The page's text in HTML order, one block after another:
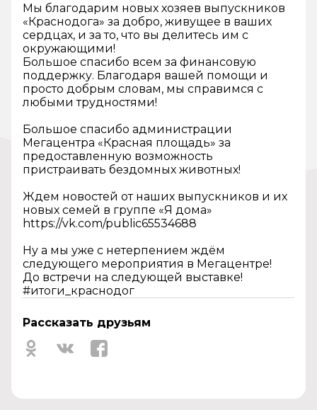
Мы благодарим новых хозяев выпускников
«Краснодога» за добро, живущее в ваших
сердцах, и за то, что вы делитесь им с
окружающими!
Большое спасибо всем за финансовую
поддержку. Благодаря вашей помощи и
просто добрым словам, мы справимся с
любыми трудностями!
Большое спасибо администрации
Мегацентра «Красная площадь» за
предоставленную возможность
пристраивать бездомных животных!
Ждем новостей от наших выпускников и их
новых семей в группе «Я дома»
https://vk.com/public65534688
Ну а мы уже с нетерпением ждём
следующего мероприятия в Мегацентре!
До встречи на следующей выставке!
#итоги_краснодог
Рассказать друзьям